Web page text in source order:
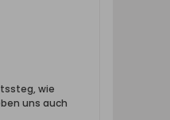
wie
uns auch